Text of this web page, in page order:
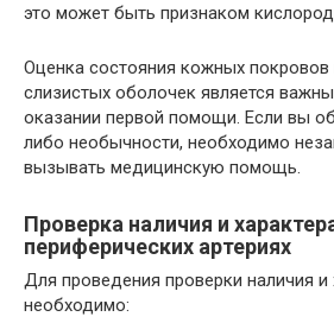
это может быть признаком
Оценка состояния кожных
слизистых оболочек является
оказании первой помощи. Если вы
либо необычности, необходимо
вызывать медицинскую помощь.
Проверка наличия и
периферических артериях
Для проведения проверки наличия и
необходимо: